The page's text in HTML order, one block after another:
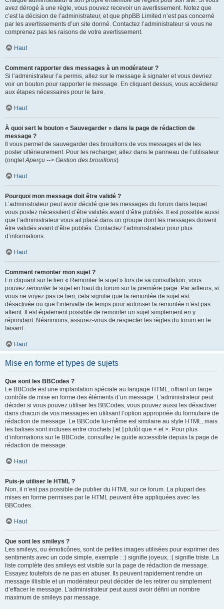
avez dérogé à une règle, vous pouvez recevoir un avertissement. Notez que
c’est la décision de l’administrateur, et que phpBB Limited n’est pas concerné
par les avertissements d’un site donné. Contactez l’administrateur si vous ne
comprenez pas les raisons de votre avertissement.
Haut
Comment rapporter des messages à un modérateur ?
Si l’administrateur l’a permis, allez sur le message à signaler et vous devriez
voir un bouton pour rapporter le message. En cliquant dessus, vous accéderez
aux étapes nécessaires pour le faire.
Haut
À quoi sert le bouton « Sauvegarder » dans la page de rédaction de
message ?
Il vous permet de sauvegarder des brouillons de vos messages et de les
poster ultérieurement. Pour les recharger, allez dans le panneau de l’utilisateur
(ongletAperçu --> Gestion des brouillons).
Haut
Pourquoi mon message doit être validé ?
L’administrateur peut avoir décidé que les messages du forum dans lequel
vous postez nécessitent d’être validés avant d’être publiés. Il est possible aussi
que l’administrateur vous ait placé dans un groupe dont les messages doivent
être validés avant d’être publiés. Contactez l’administrateur pour plus
d’informations.
Haut
Comment remonter mon sujet ?
En cliquant sur le lien « Remonter le sujet » lors de sa consultation, vous
pouvez remonterle sujet en haut du forum sur la première page. Par ailleurs, si
vous ne voyez pas ce lien, cela signifie que la remontée de sujet est
désactivée ou que l’intervalle de temps pour autoriser la remontée n’est pas
atteint. Il est également possible de remonter un sujet simplement en y
répondant. Néanmoins, assurez-vous de respecter les règles du forum en le
faisant.
Haut
Mise en forme et types de sujets
Que sont les BBCodes ?
Le BBCode est une implantation spéciale au langage HTML, offrant un large
contrôle de mise en forme des éléments d’un message. L’administrateur peut
décider si vous pouvez utiliser les BBCodes, vous pouvez aussi les désactiver
dans chacun de vos messages en utilisant l’option appropriée du formulaire de
rédaction de message. Le BBCode lui-même est similaire au style HTML, mais
les balises sont incluses entre crochets [ et ] plutôt que < et >. Pour plus
d’informations sur le BBCode, consultez le guide accessible depuis la page de
rédaction de message.
Haut
Puis-je utiliser le HTML ?
Non, il n’est pas possible de publier du HTML sur ce forum. La plupart des
mises en forme permises par le HTML peuvent être appliquées avec les
BBCodes.
Haut
Que sont les smileys ?
Les smileys, ou émoticônes, sont de petites images utilisées pour exprimer des
sentiments avec un code simple, exemple : :) signifie joyeux, :( signifie triste. La
liste complète des smileys est visible sur la page de rédaction de message.
Essayez toutefois de ne pas en abuser. Ils peuvent rapidement rendre un
message illisible et un modérateur peut décider de les retirer ou simplement
d’effacer le message. L’administrateur peut aussi avoir défini un nombre
maximum de smileys par message.